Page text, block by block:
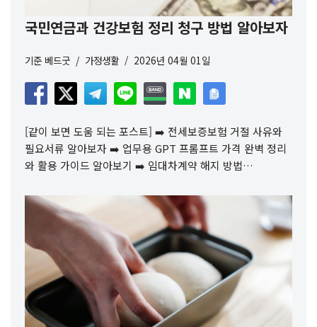
국민연금과 건강보험 정리 청구 방법 알아보자
기준 베드굿 가정생활 2026년 04월 01일
[같이 보면 도움 되는 포스트] ➡️ 전세보증보험 거절 사유와
필요서류 알아보자 ➡️ 업무용 GPT 프롬프트 가격 완벽 정리
와 활용 가이드 알아보기 ➡️ 임대차계약 해지 방법…